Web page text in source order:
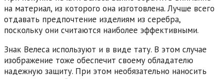
на материал, из которого она изготовлена. Лучше всего
отдавать предпочтение изделиям из серебра,
поскольку они считаются наиболее эффективными.
Знак Велеса используют и в виде тату. В этом случае
изображение тоже обеспечит своему обладателю
надежную защиту. При этом необязательно наносить